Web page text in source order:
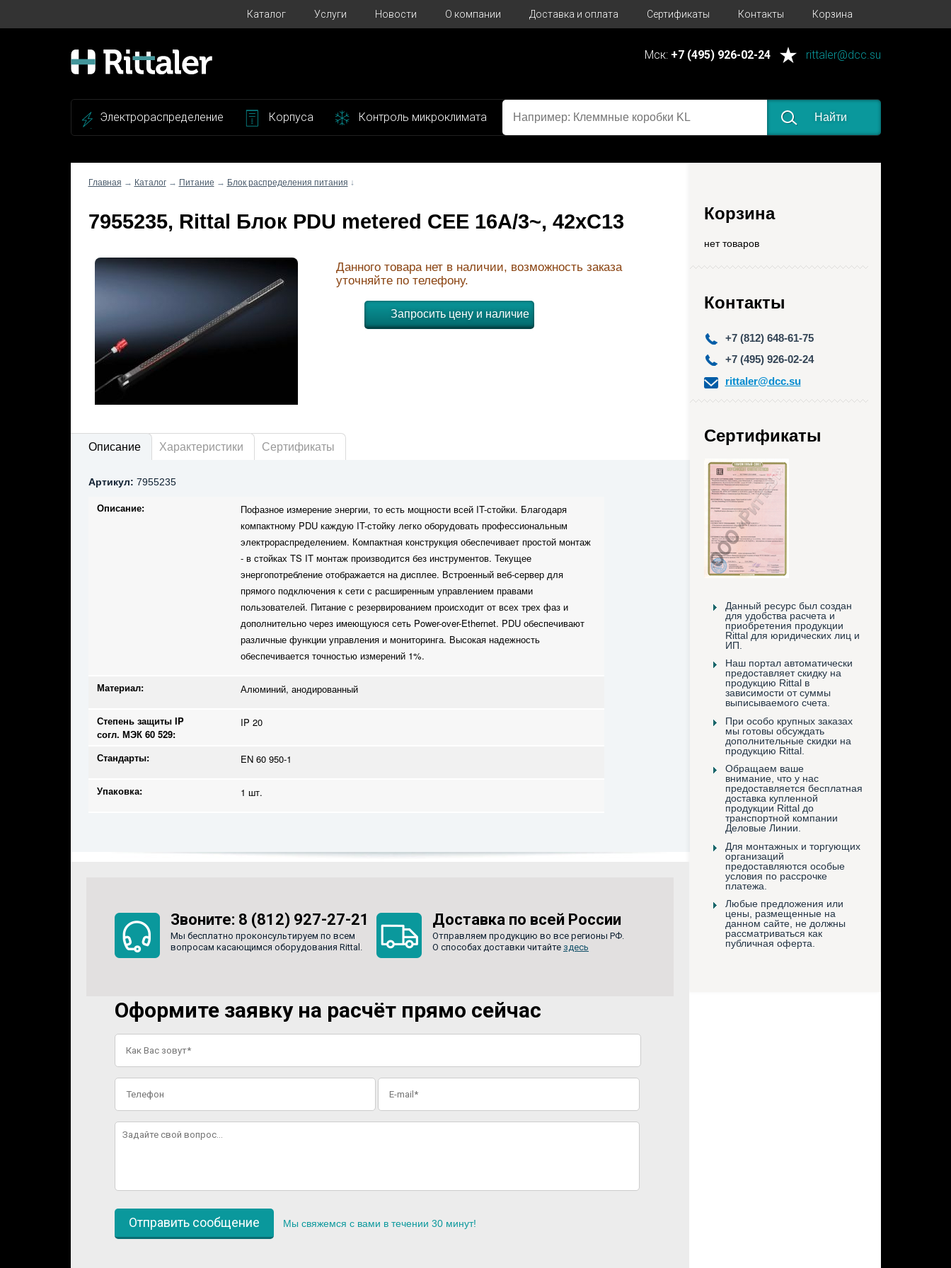
Каталог Услуги Новости О компании Доставка и оплата Сертификаты Контакты Корзина
Мск: +7 (495) 926-02-24 rittaler@dcc.su
Электрораспределение Корпуса Контроль микроклимата Найти
Корзина
нет товаров
Контакты
+7 (812) 648-61-75
+7 (495) 926-02-24
rittaler@dcc.su
Сертификаты
Данный ресурс был создан
для удобства расчета и
приобретения продукции
Rittal для юридических лиц и
ИП.
Наш портал автоматически
предоставляет скидку на
продукцию Rittal в
зависимости от суммы
выписываемого счета.
При особо крупных заказах
мы готовы обсуждать
дополнительные скидки на
продукцию Rittal.
Обращаем ваше
внимание, что у нас
предоставляется бесплатная
доставка купленной
продукции Rittal до
транспортной компании
Деловые Линии.
Для монтажных и торгующих
организаций
предоставляются особые
условия по рассрочке
платежа.
Любые предложения или
цены, размещенные на
данном сайте, не должны
рассматриваться как
публичная оферта.
Главная → Каталог→ Питание → Блок распределения питания ↓
7955235, Rittal Блок PDU metered CEE 16A/3~, 42xC13
Данного товара нет в наличии, возможность заказа
уточняйте по телефону.
Запросить цену и наличие
Описание Характеристики Сертификаты
Артикул: 7955235
Описание:
Пофазное измерение энергии, то есть мощности всей IT-стойки. Благодаря
компактному PDU каждую IT-стойку легко оборудовать профессиональным
электрораспределением. Компактная конструкция обеспечивает простой монтаж
- в стойках TS IT монтаж производится без инструментов. Текущее
энергопотребление отображается на дисплее. Встроенный веб-сервер для
прямого подключения к сети с расширенным управлением правами
пользователей. Питание с резервированием происходит от всех трех фаз и
дополнительно через имеющуюся сеть Power-over-Ethernet. PDU обеспечивают
различные функции управления и мониторинга. Высокая надежность
обеспечивается точностью измерений 1%.
Материал: Алюминий, анодированный
Степень защиты IP
согл. МЭК 60 529:
IP 20
Стандарты: EN 60 950-1
Упаковка: 1 шт.
Звоните: 8 (812) 927-27-21
Мы бесплатно проконсультируем по всем
вопросам касающимся оборудования Rittal.
Доставка по всей России
Отправляем продукцию во все регионы РФ.
О способах доставки читайте здесь
Оформите заявку на расчёт прямо сейчас
Мы свяжемся с вами в течении 30 минут!